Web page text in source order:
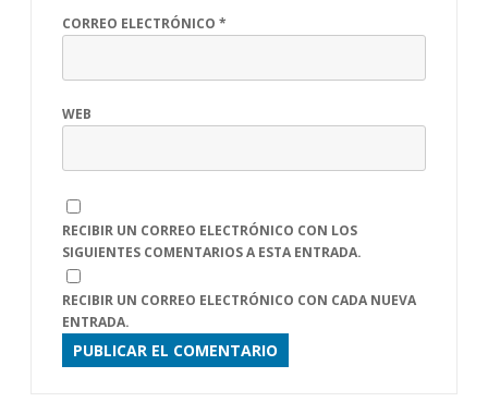
CORREO ELECTRÓNICO *
WEB
RECIBIR UN CORREO ELECTRÓNICO CON LOS
SIGUIENTES COMENTARIOS A ESTA ENTRADA.
RECIBIR UN CORREO ELECTRÓNICO CON CADA NUEVA
ENTRADA.